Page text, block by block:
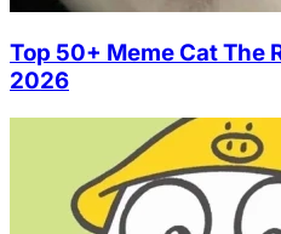
Top 50+ Meme Cat The
2026